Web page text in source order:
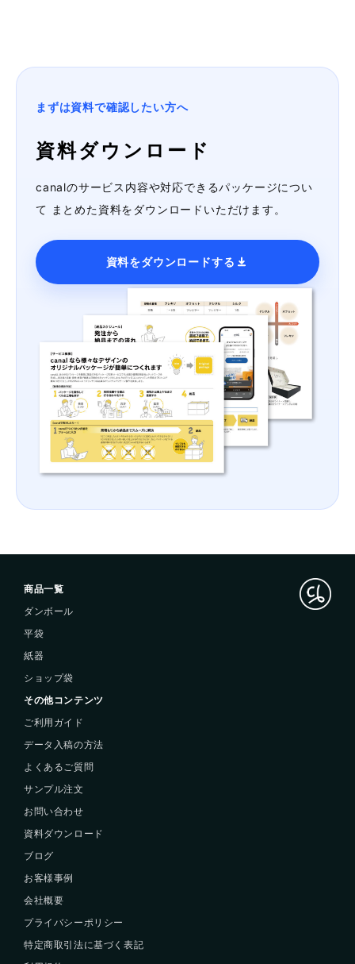
まずは資料で確認したい方へ
資料ダウンロード
canalのサービス内容や対応できるパッケージについ
て まとめた資料をダウンロードいただけます。
資料をダウンロードする
商品一覧
ダンボール
平袋
紙器
ショップ袋
その他コンテンツ
ご利用ガイド
データ入稿の方法
よくあるご質問
サンプル注文
お問い合わせ
資料ダウンロード
ブログ
お客様事例
会社概要
プライバシーポリシー
特定商取引法に基づく表記